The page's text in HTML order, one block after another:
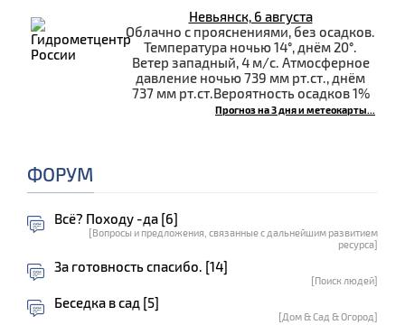
Невьянск, 6 августа
Облачно с прояснениями, без осадков.
Температура ночью 14°, днём 20°.
Ветер западный, 4 м/с. Атмосферное
давление ночью 739 мм рт.ст., днём
737 мм рт.ст.Вероятность осадков 1%
Прогноз на 3 дня и метеокарты...
ФОРУМ
Всё? Походу -да [6]
[Вопросы и предложения, связанные с дальнейшим развитием
ресурса]
За готовность спасибо. [14]
[Поиск людей]
Беседка в сад [5]
[Дом & Сад & Огород]